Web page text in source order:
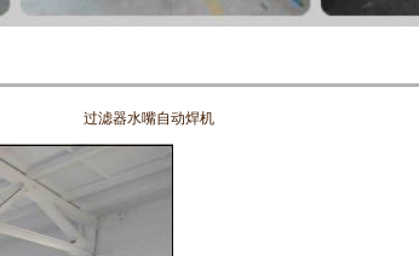
过滤器水嘴自动焊机